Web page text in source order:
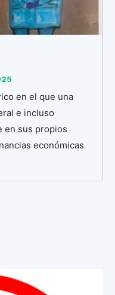
en el que una
e incluso
en sus propios
económicas